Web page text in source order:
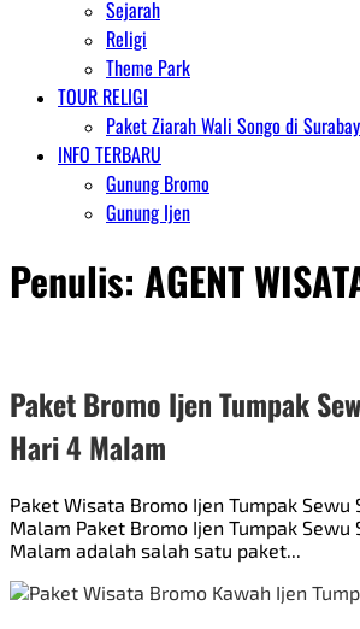
Sejarah
Religi
Theme Park
TOUR RELIGI
Paket Ziarah Wali Songo di
INFO TERBARU
Gunung Bromo
Gunung Ijen
Penulis: AGENT
Paket Bromo Ijen Tumpak
Hari 4 Malam
Paket Wisata Bromo Ijen Tumpak Sewu
Malam Paket Bromo Ijen Tumpak Sewu
Malam adalah salah satu paket...